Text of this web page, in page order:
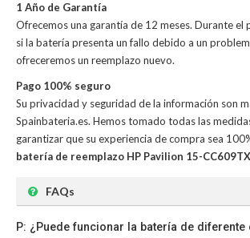
1 Año de Garantía
Ofrecemos una garantía de 12 meses. Durante el
si la batería presenta un fallo debido a un
ofreceremos un reemplazo nuevo.
Pago 100% seguro
Su privacidad y seguridad de la información son
Spainbateria.es. Hemos tomado todas las
garantizar que su experiencia de compra sea
batería de reemplazo HP Pavilion 15-
FAQs
P: ¿Puede funcionar la batería de diferente